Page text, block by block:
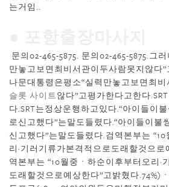
는거임..
문의02-465-5875. 문의02-465-5875.그
만놓고보면최비서관이두사람못지않다
나문대통령은평소“실력만놓고보면최
슬롯 사이트않다”고평가한다고한다
다.SRT는정상운행하고있다.“아이들이
로신고했다”는말도들렸다.“아이들이불
신고했다”는말도들렸다.검역본부는
리·기러기류가본격적으로도래할것으로
역본부는 “10월중ㆍ하순이후부터오리·
도래할것으로예상한다”고밝혔다.74%)